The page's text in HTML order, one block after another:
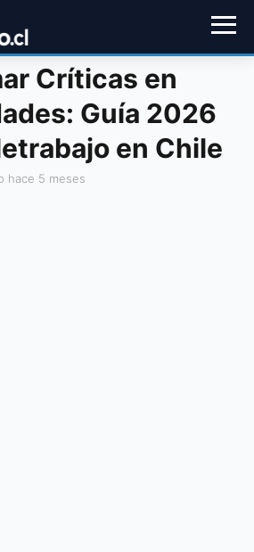
Críticas en
Guía 2026
en Chile
hace 5 meses